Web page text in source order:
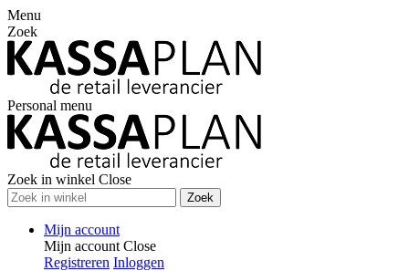
Menu
Zoek
Personal menu
Zoek in winkel Close
Zoek
Mijn account
Mijn account Close
Registreren Inloggen